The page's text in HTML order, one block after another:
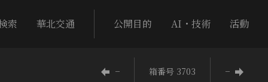
索 華北交通 公開目的 AI・技術 活動
− 箱番号 3703 −